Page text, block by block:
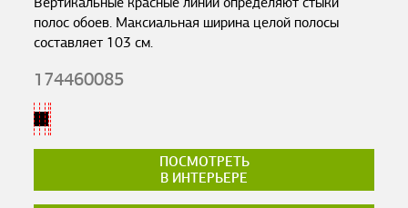
полос обоев. Максиальная ширина целой полосы
составляет 103 см.
174460085
ПОСМОТРЕТЬ
В ИНТЕРЬЕРЕ